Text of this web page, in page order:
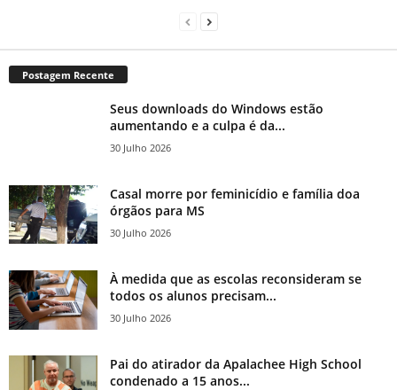
Postagem Recente
Seus downloads do Windows estão
aumentando e a culpa é da...
30 Julho 2026
Casal morre por feminicídio e família doa
órgãos para MS
30 Julho 2026
À medida que as escolas reconsideram se
todos os alunos precisam...
30 Julho 2026
Pai do atirador da Apalachee High School
condenado a 15 anos...